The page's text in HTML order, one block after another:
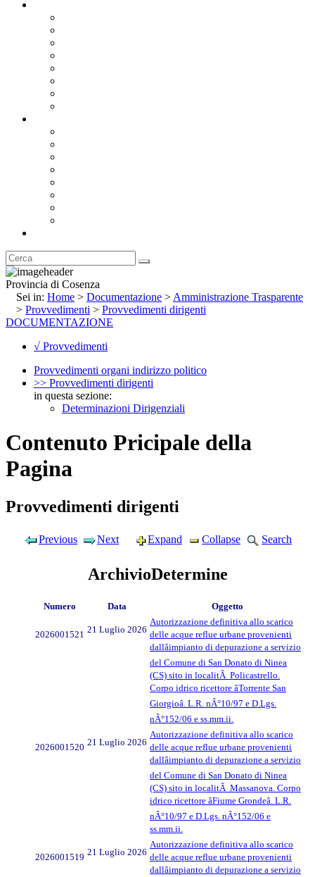
Provincia di Cosenza
Sei in: Home > Documentazione > Amministrazione Trasparente
> Provvedimenti > Provvedimenti dirigenti
DOCUMENTAZIONE
√ Provvedimenti
Provvedimenti organi indirizzo politico
>> Provvedimenti dirigenti
in questa sezione:
Determinazioni Dirigenziali
Contenuto Pricipale della
Pagina
Provvedimenti dirigenti
Previous Next Expand Collapse Search
ArchivioDetermine
Numero Data Oggetto
2026001521 21 Luglio 2026
Autorizzazione definitiva allo scarico
delle acque reflue urbane provenienti
dallâimpianto di depurazione a servizio
del Comune di San Donato di Ninea
(CS) sito in localitÃ Policastrello.
Corpo idrico ricettore âTorrente San
Giorgioâ. L.R. nÂ°10/97 e D.Lgs.
nÂ°152/06 e ss.mm.ii.
2026001520 21 Luglio 2026
Autorizzazione definitiva allo scarico
delle acque reflue urbane provenienti
dallâimpianto di depurazione a servizio
del Comune di San Donato di Ninea
(CS) sito in localitÃ Massanova. Corpo
idrico ricettore âFiume Grondeâ. L.R.
nÂ°10/97 e D.Lgs. nÂ°152/06 e
ss.mm.ii.
2026001519 21 Luglio 2026
Autorizzazione definitiva allo scarico
delle acque reflue urbane provenienti
dallâimpianto di depurazione a servizio